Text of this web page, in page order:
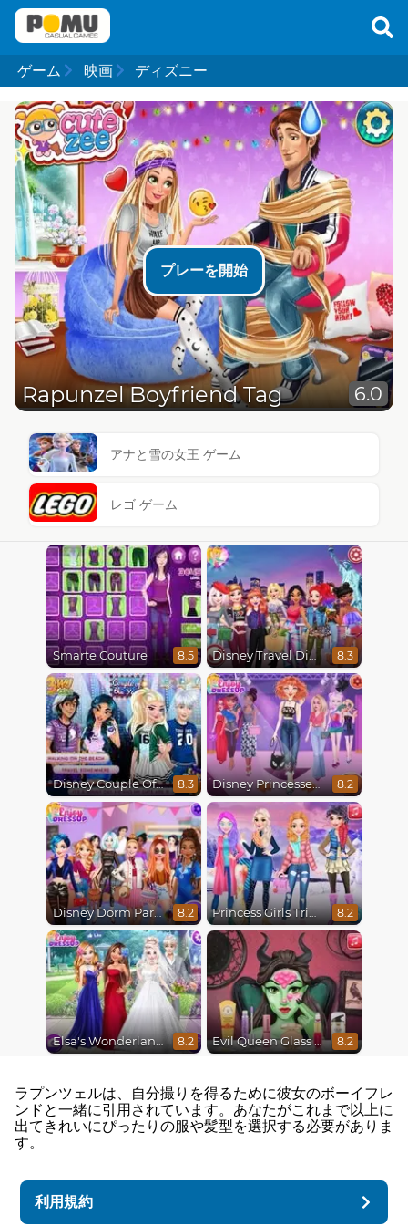
ゲーム 映画 ディズニー
プレーを開始
Rapunzel Boyfriend Tag 6.0
アナと雪の女王 ゲーム
レゴ ゲーム
Smarte Couture 8.5 Disney Travel Diaries: City Break 8.3
Disney Couple Of The Year 8.3 Disney Princesses Runway Show 8.2
Disney Dorm Party 8.2 Princess Girls Trip To Aspen 8.2
Elsa's Wonderland Wedding 8.2 Evil Queen Glass Skin Routine #Influencer 8.2
ラプンツェルは、自分撮りを得るために彼女のボーイフレ
ンドと一緒に引用されています。あなたがこれまで以上に
出てきれいにぴったりの服や髪型を選択する必要がありま
す。
利用規約